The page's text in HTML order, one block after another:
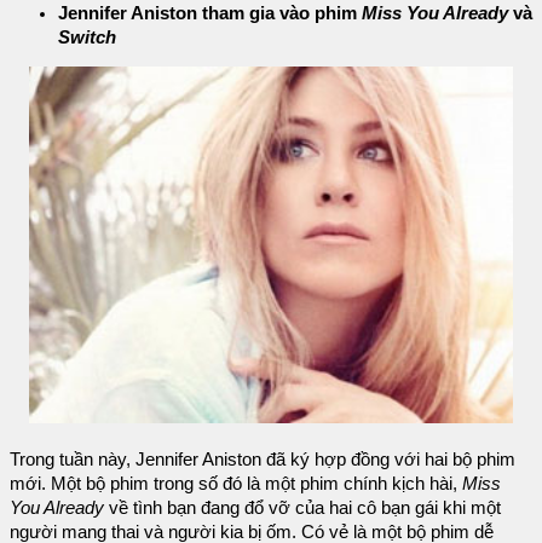
Jennifer Aniston tham gia vào phim Miss You Alreadyvà
Switch
Trong tuần này, Jennifer Aniston đã ký hợp đồng với hai bộ phim
mới. Một bộ phim trong số đó là một phim chính kịch hài, Miss
You Already về tình bạn đang đổ vỡ của hai cô bạn gái khi một
người mang thai và người kia bị ốm. Có vẻ là một bộ phim dễ